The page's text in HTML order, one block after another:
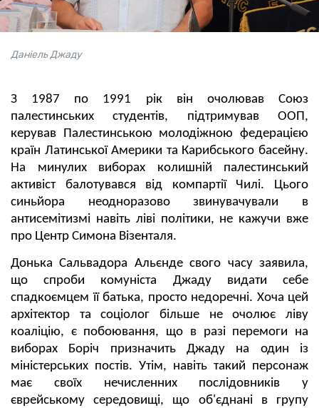
Даніель Джаду
З 1987 по 1991 рік він очолював Союз
палестинських студентів, підтримував ООП,
керував Палестинською молодіжною федерацією
країн Латинської Америки та Карибського басейну.
На минулих виборах колишній палестинський
активіст балотувався від компартії Чилі. Цього
синьйора неодноразово звинувачували в
антисемітизмі навіть ліві політики, не кажучи вже
про Центр Симона Візенталя.
Донька Сальвадора Альєнде свого часу заявила,
що спроби комуніста Джаду видати себе
спадкоємцем її батька, просто недоречні. Хоча цей
архітектор та соціолог більше не очолює ліву
коаліцію, є побоювання, що в разі перемоги на
виборах Боріч призначить Джаду на один із
міністерських постів. Утім, навіть такий персонаж
має своїх нечисленних послідовників у
єврейському середовищі, що об'єднані в групу